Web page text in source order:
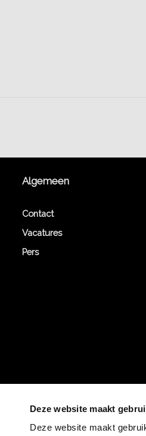
Deze website maakt
Deze website maakt
Algemeen
Contact
Vacatures
Pers